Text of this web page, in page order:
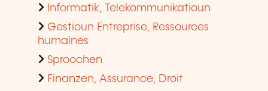
Informatik, Telekommunikatioun
Gestioun Entreprise, Ressources
humaines
Sproochen
Finanzen, Assurance, Droit